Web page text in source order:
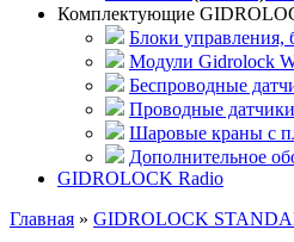
Комплектующие
Блоки управления,
Модули Gidrolock
Беспроводные
Проводные
Шаровые краны с
Дополнительное
GIDROLOCK Radio
Главная » GIDROLOCK